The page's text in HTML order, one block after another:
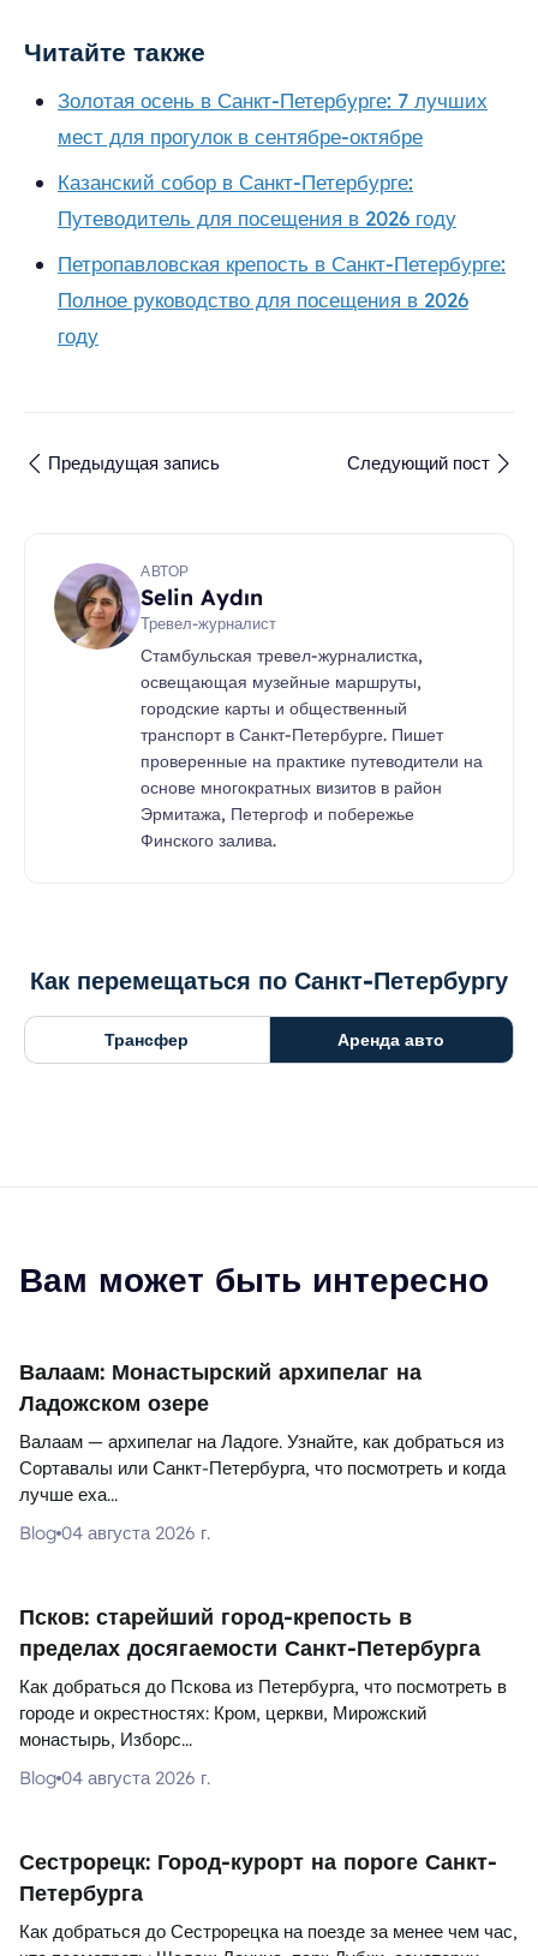
Читайте также
Золотая осень в Санкт-Петербурге: 7 лучших
мест для прогулок в сентябре-октябре
Казанский собор в Санкт-Петербурге:
Путеводитель для посещения в 2026 году
Петропавловская крепость в Санкт-Петербурге:
Полное руководство для посещения в 2026
году
Предыдущая запись Следующий пост
АВТОР
Selin Aydın
Тревел-журналист
Стамбульская тревел-журналистка,
освещающая музейные маршруты,
городские карты и общественный
транспорт в Санкт-Петербурге. Пишет
проверенные на практике путеводители на
основе многократных визитов в район
Эрмитажа, Петергоф и побережье
Финского залива.
Как перемещаться по Санкт-Петербургу
Трансфер Аренда авто
Вам может быть интересно
Валаам: Монастырский архипелаг на
Ладожском озере
Валаам — архипелаг на Ладоге. Узнайте, как добраться из
Сортавалы или Санкт-Петербурга, что посмотреть и когда
лучше еха...
Blog 04 августа 2026 г.
Псков: старейший город-крепость в
пределах досягаемости Санкт-Петербурга
Как добраться до Пскова из Петербурга, что посмотреть в
городе и окрестностях: Кром, церкви, Мирожский
монастырь, Изборс...
Blog 04 августа 2026 г.
Сестрорецк: Город-курорт на пороге Санкт-
Петербурга
Как добраться до Сестрорецка на поезде за менее чем час,